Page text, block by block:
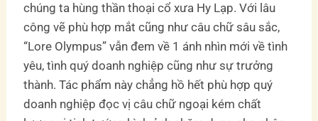
chúng ta hùng thần thoại cổ xưa Hy Lạp. Với lâu
công vẽ phù hợp mắt cũng như câu chữ sâu sắc,
“Lore Olympus” vẫn đem về 1 ánh nhìn mới về tình
yêu, tình quý doanh nghiệp cũng như sự trưởng
thành. Tác phẩm này chẳng hồ hết phù hợp quý
doanh nghiệp đọc vị câu chữ ngoại kém chất